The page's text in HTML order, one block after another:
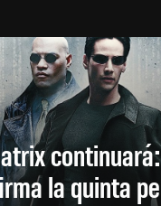
la quinta